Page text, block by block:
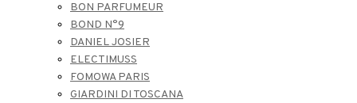
BON PARFUMEUR
BOND N°9
DANIEL JOSIER
ELECTIMUSS
FOMOWA PARIS
GIARDINI DI TOSCANA